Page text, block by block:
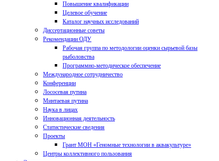
Повышение квалификации
Целевое обучение
Каталог научных исследований
Диссертационные советы
Рекомендации ОДУ
Рабочая группа по методологии оценки сырьевой базы
рыболовства
Программно-методическое обеспечение
Международное сотрудничество
Конференции
Лососевая путина
Минтаевая путина
Наука в лицах
Инновационная деятельность
Статистические сведения
Проекты
Грант МОН «Геномные технологии в аквакультуре»
Центры коллективного пользования